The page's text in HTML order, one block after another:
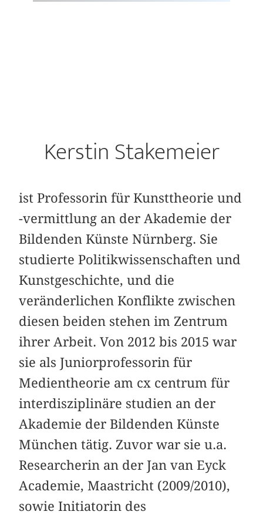
Kerstin Stakemeier
ist Professorin für Kunsttheorie und
-vermittlung an der Akademie der
Bildenden Künste Nürnberg. Sie
studierte Politikwissenschaften und
Kunstgeschichte, und die
veränderlichen Konflikte zwischen
diesen beiden stehen im Zentrum
ihrer Arbeit. Von 2012 bis 2015 war
sie als Juniorprofessorin für
Medientheorie am cx centrum für
interdisziplinäre studien an der
Akademie der Bildenden Künste
München tätig. Zuvor war sie u.a.
Researcherin an der Jan van Eyck
Academie, Maastricht (2009/2010),
sowie Initiatorin des